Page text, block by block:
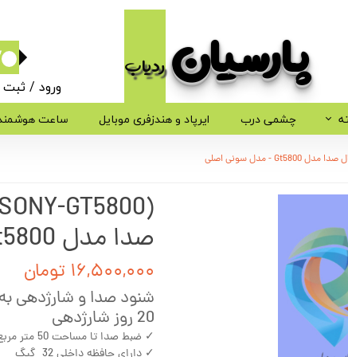
پارسیان​​​​​​​ردیاب
ورود /ثبت
حساب
خروج از
چشمی درب ایرپاد و هندزفری موبایل ساعت
صدا مدل Gt5800 - مدل سونی اصلی
۱۶,۵۰۰,۰۰۰ تومان
20 روز شارژدهی
✓ ضبط صدا تا مساحت 50 متر مربع